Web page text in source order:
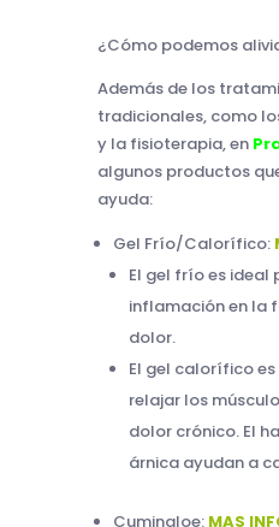
¿Cómo podemos
Además de los
tradicionales, como
y la fisioterapia, en
algunos productos
ayuda:
Gel Frío/Calorífico:
El gel frío es ideal
inflamación en la
dolor.
El gel calorífico
relajar los
dolor crónico. El
árnica ayudan a
Cuminaloe: MAS